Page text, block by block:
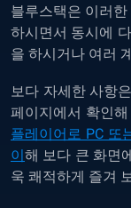
블루스택은 이러
하시면서 동시에
을 하시거나 여러
보다 자세한 사항
페이지에서 확인
플레이어로 PC 또
이 해 보다 큰 화면
욱 쾌적하게 즐겨